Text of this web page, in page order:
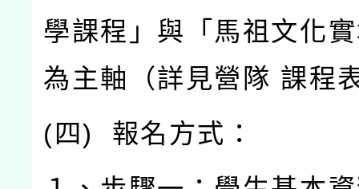
學課程」與「馬祖文化
為主軸（詳見營隊 課程
( 四) 報名方式：